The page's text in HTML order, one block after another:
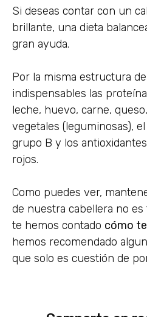
Si deseas contar con un
brillante, una dieta
gran ayuda.
Por la misma estructura
indispensables las
leche, huevo, carne,
vegetales (leguminosas),
grupo B y los
rojos.
Como puedes ver,
de nuestra cabellera no
te hemos contado cómo
hemos recomendado
que solo es cuestión de